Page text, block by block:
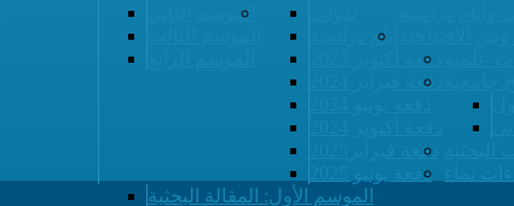
الموسم الثاني
أيام دراسية
دفعة أكتوبر 2023
دفعة فبراير 2024
دفعة فبراير2025
دفعة يونيو 2025
الموسم الأول: المقالة البحثية